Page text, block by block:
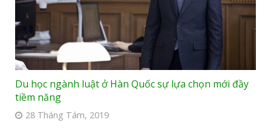
Du học ngành luật ở Hàn Quốc sự lựa chọn mới đầy
tiềm năng
28 Tháng Tám, 2019